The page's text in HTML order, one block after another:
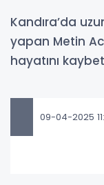
Kandıra’da
yapan Metin
hayatını
09-04-2025